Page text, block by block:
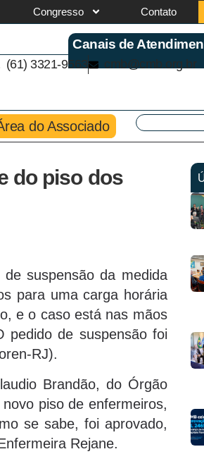
Congresso Contato
Canais de
(61) 3321-9563 cmb@cmb.org.br
do Associado
do piso dos
suspensão da medida
para uma carga horária
e o caso está nas mãos
pedido de suspensão foi
RJ).
Brandão, do Órgão
piso de enfermeiros,
se sabe, foi aprovado,
Rejane.